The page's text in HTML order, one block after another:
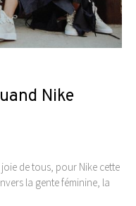
Nike
de tous, pour Nike cette
la gente féminine, la